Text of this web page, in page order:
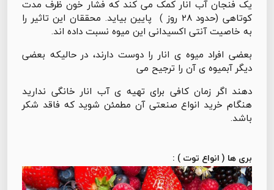
یک فنجان آب انار کمک می کند که فشار خون ظرف مدت
کوتاهی (حدود ۲۸ روز ) پایین بیاید. محققان این تاثیر را
به خاصیت آنتی اکسیدانی این میوه نسبت داده اند.
بعضی افراد میوه ی انار را دوست دارند، در حالیکه بعضی
دیگر آبمیوه ی آن را ترجیح می
دهند اگر زمان کافی برای تهیه ی آب انار خانگی ندارید
هنگام خرید انواع صنعتی آن مطمئن شوید که فاقد شکر
باشد.
بری ها ( انواع توت ) :